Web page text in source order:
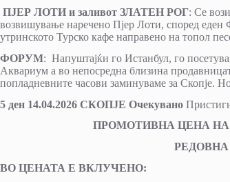
ПЈЕР ЛОТИ и заливот ЗЛАТЕН РОГ: Се
возвишување наречено Пјер Лоти, според
утринското Турско кафе направено на топол
ФОРУМ: Напуштајќи го Истанбул, го
Аквариум а во непосредна близина
попладневните часови заминуваме за Скопје.
5 ден 14.04.2026 СКОПЈЕ Очекувано
ПРОМОТИВНА ЦЕНА НА
РЕДОВНА
ВО ЦЕНАТА Е ВКЛУЧЕНО: